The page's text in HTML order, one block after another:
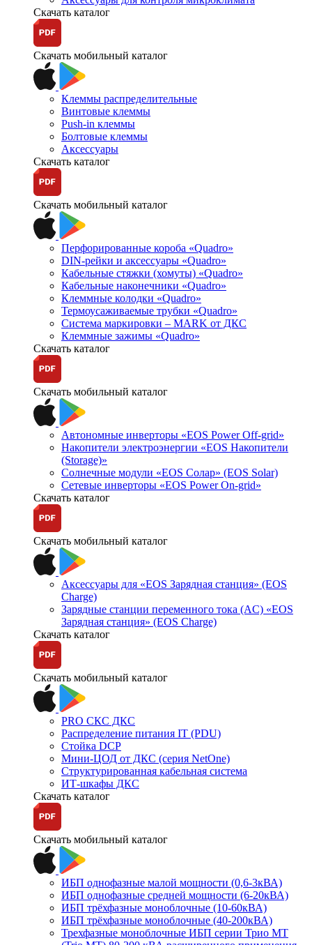
Скачать каталог
Скачать мобильный каталог
Клеммы распределительные
Винтовые клеммы
Push-in клеммы
Болтовые клеммы
Аксессуары
Скачать каталог
Скачать мобильный каталог
Перфорированные короба «Quadro»
DIN-рейки и аксессуары «Quadro»
Кабельные стяжки (хомуты) «Quadro»
Кабельные наконечники «Quadro»
Клеммные колодки «Quadro»
Термоусаживаемые трубки «Quadro»
Система маркировки – MARK от ДКС
Клеммные зажимы «Quadro»
Скачать каталог
Скачать мобильный каталог
Автономные инверторы «EOS Power Off-grid»
Накопители электроэнергии «EOS Накопители
(Storage)»
Солнечные модули «EOS Солар» (EOS Solar)
Сетевые инверторы «EOS Power On-grid»
Скачать каталог
Скачать мобильный каталог
Аксессуары для «EOS Зарядная станция» (EOS
Charge)
Зарядные станции переменного тока (AC) «EOS
Зарядная станция» (EOS Charge)
Скачать каталог
Скачать мобильный каталог
PRO СКС ДКС
Распределение питания IT (PDU)
Стойка DCP
Мини-ЦОД от ДКС (серия NetOne)
Структурированная кабельная система
ИТ-шкафы ДКС
Скачать каталог
Скачать мобильный каталог
ИБП однофазные малой мощности (0,6-3кВА)
ИБП однофазные средней мощности (6-20кВА)
ИБП трёхфазные моноблочные (10-60кВА)
ИБП трёхфазные моноблочные (40-200кВА)
Трехфазные моноблочные ИБП серии Трио МТ